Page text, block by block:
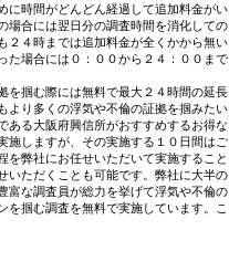
に時間がどんどん経過して追加料金がい
場合には翌日分の調査時間を消化しての
２４時までは追加料金が全くかから無い
た場合には０：００から２４：００まで
を掴む際には無料で最大２４時間の延長
より多くの浮気や不倫の証拠を掴みたい
ある大阪府興信所がおすすめするお得な
施しますが、その実施する１０日間はご
を弊社にお任せいただいて実施すること
いただくことも可能です。弊社に大半の
富な調査員が総力を挙げて浮気や不倫の
掴む調査を無料で実施しています。こ